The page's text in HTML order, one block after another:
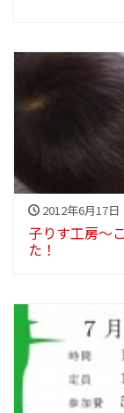
2012年6月17日
子りす工房～
た！